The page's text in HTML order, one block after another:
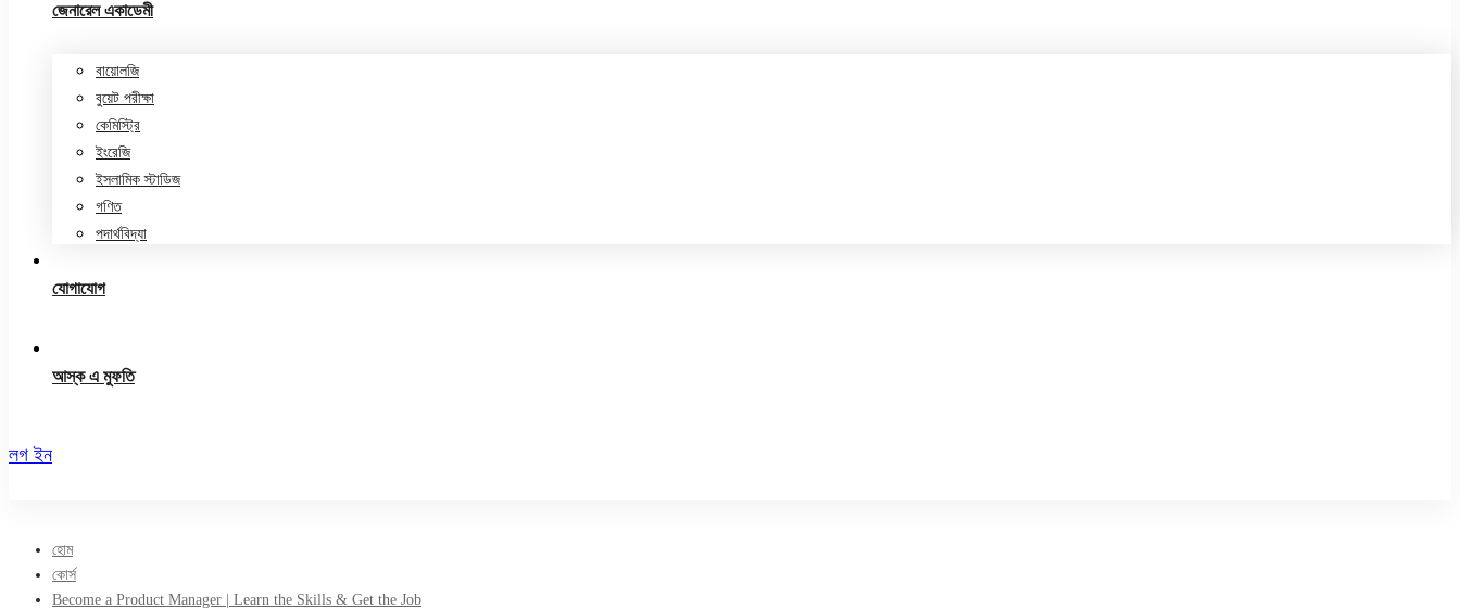
জেনারেল একাডেমী
বায়োলজি
বুয়েট পরীক্ষা
কেমিস্ট্রি
ইংরেজি
ইসলামিক স্টাডিজ
গণিত
পদার্থবিদ্যা
যোগাযোগ
আস্ক এ মুফতি
লগ ইন
হোম
কোর্স
Become a Product Manager | Learn the Skills & Get the Job